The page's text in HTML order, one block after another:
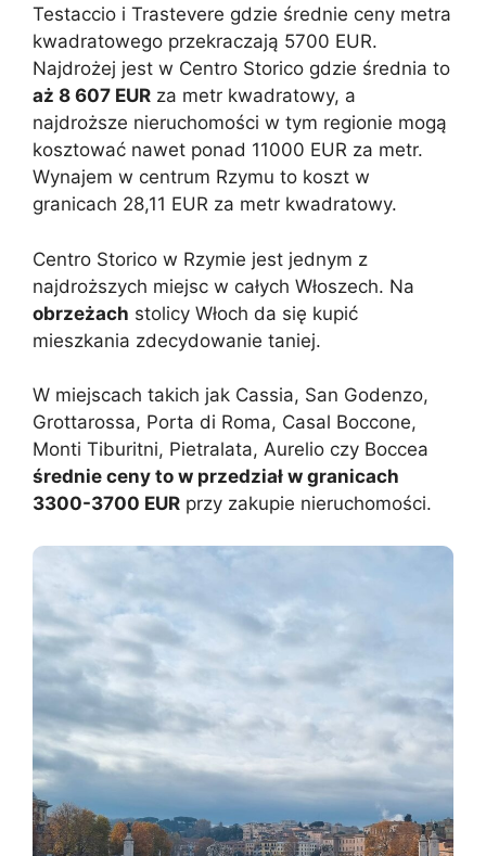
Testaccio i Trastevere gdzie średnie ceny metra
kwadratowego przekraczają 5700 EUR.
Najdrożej jest w Centro Storico gdzie średnia to
aż 8 607 EUR za metr kwadratowy, a
najdroższe nieruchomości w tym regionie mogą
kosztować nawet ponad 11000 EUR za metr.
Wynajem w centrum Rzymu to koszt w
granicach 28,11 EUR za metr kwadratowy.
Centro Storico w Rzymie jest jednym z
najdroższych miejsc w całych Włoszech. Na
obrzeżach stolicy Włoch da się kupić
mieszkania zdecydowanie taniej.
W miejscach takich jak Cassia, San Godenzo,
Grottarossa, Porta di Roma, Casal Boccone,
Monti Tiburitni, Pietralata, Aurelio czy Boccea
średnie ceny to w przedział w granicach
3300-3700 EUR przy zakupie nieruchomości.